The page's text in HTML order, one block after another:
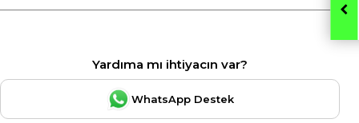
Yardıma mı ihtiyacın var?
WhatsApp Destek